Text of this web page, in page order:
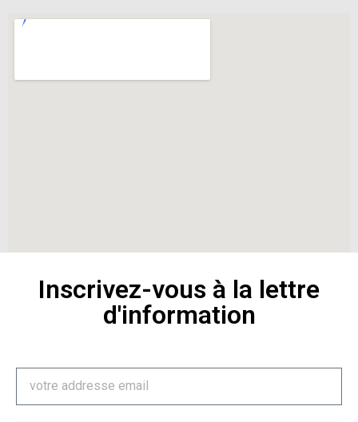
Inscrivez-vous à la lettre
d'information